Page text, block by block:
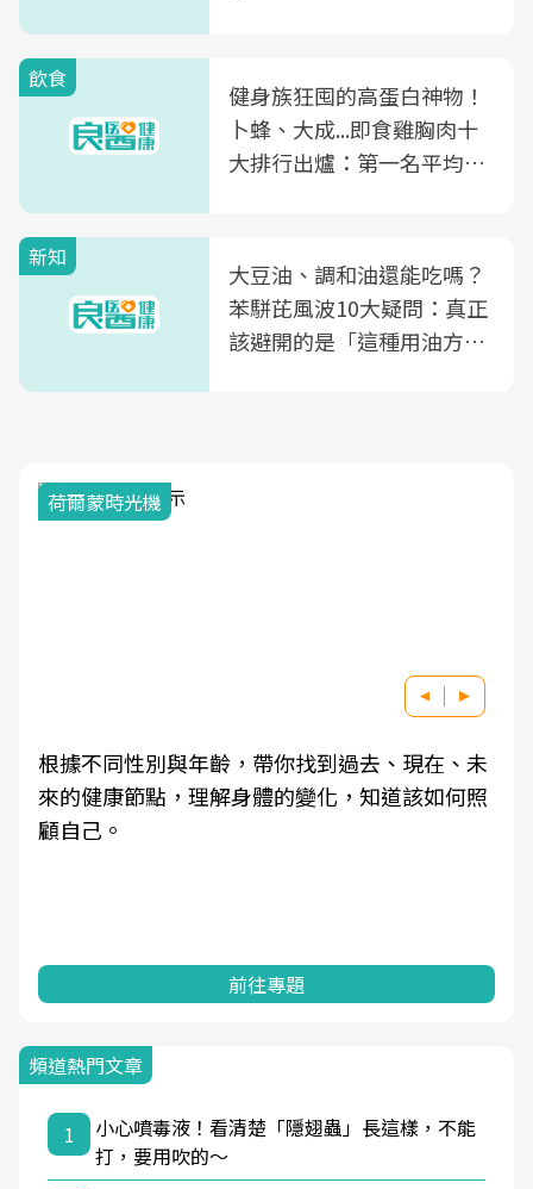
飲食
健身族狂囤的高蛋白神物！
卜蜂、大成...即食雞胸肉十
大排行出爐：第一名平均一
新知
大豆油、調和油還能吃嗎？
苯駢芘風波10大疑問：真正
該避開的是「這種用油方
荷爾蒙時光機
根據不同性別與年齡，帶你找到過去、現在、未
來的健康節點，理解身體的變化，知道該如何照
顧自己。
前往專題
頻道熱門文章
1
小心噴毒液！看清楚「隱翅蟲」長這樣，不能
打，要用吹的～